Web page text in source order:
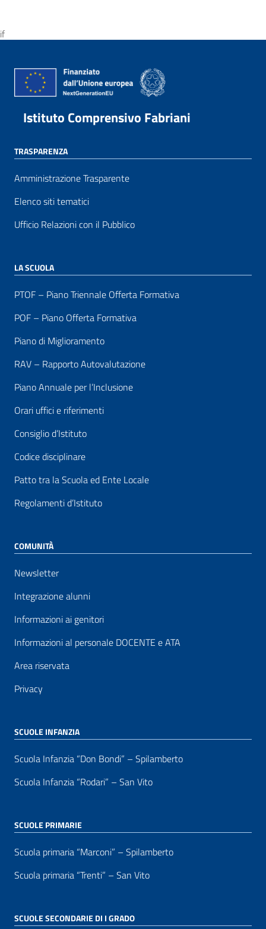
if
Istituto Comprensivo Fabriani
TRASPARENZA
Amministrazione Trasparente
Elenco siti tematici
Ufficio Relazioni con il Pubblico
LA SCUOLA
PTOF – Piano Triennale Offerta Formativa
POF – Piano Offerta Formativa
Piano di Miglioramento
RAV – Rapporto Autovalutazione
Piano Annuale per l’Inclusione
Orari uffici e riferimenti
Consiglio d’Istituto
Codice disciplinare
Patto tra la Scuola ed Ente Locale
Regolamenti d’Istituto
COMUNITÀ
Newsletter
Integrazione alunni
Informazioni ai genitori
Informazioni al personale DOCENTE e ATA
Area riservata
Privacy
SCUOLE INFANZIA
Scuola Infanzia “Don Bondi” – Spilamberto
Scuola Infanzia “Rodari” – San Vito
SCUOLE PRIMARIE
Scuola primaria “Marconi” – Spilamberto
Scuola primaria “Trenti” – San Vito
SCUOLE SECONDARIE DI I GRADO